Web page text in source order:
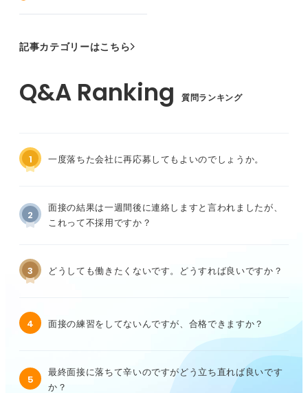
記事カテゴリーはこちら
質問ランキング
1 一度落ちた会社に再応募してもよいのでしょうか。
2
面接の結果は一週間後に連絡しますと言われましたが、
これって不採用ですか？
3 どうしても働きたくないです。どうすれば良いですか？
4 面接の練習をしてないんですが、合格できますか？
5
最終面接に落ちて辛いのですがどう立ち直れば良いです
か？